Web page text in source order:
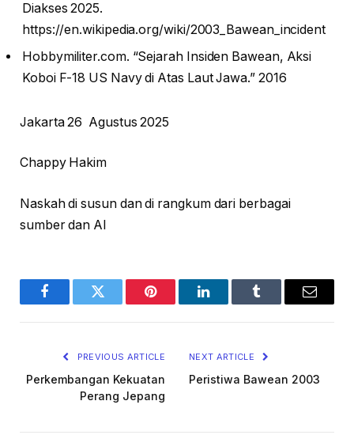
Diakses 2025.
https://en.wikipedia.org/wiki/2003_Bawean_incident
Hobbymiliter.com. “Sejarah Insiden Bawean, Aksi
Koboi F-18 US Navy di Atas Laut Jawa.” 2016
Jakarta 26 Agustus 2025
Chappy Hakim
Naskah di susun dan di rangkum dari berbagai
sumber dan AI
FacebookTwitter Pinterest LinkedInTumblr Email
PREVIOUS ARTICLE
Perkembangan Kekuatan
Perang Jepang
NEXT ARTICLE
Peristiwa Bawean 2003